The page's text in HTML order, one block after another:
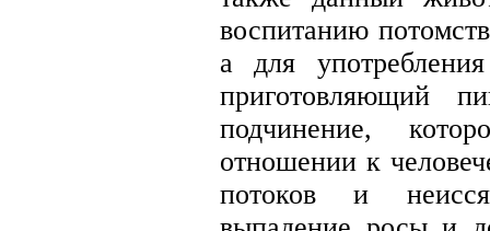
воспитанию
а для
приготовляющий
подчинение,
отношении к
потоков и